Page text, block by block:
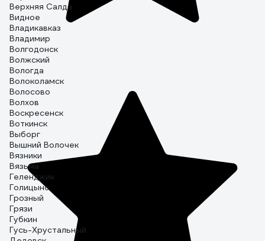
Верхняя Салда
Видное
Владикавказ
Владимир
Волгодонск
Волжский
Вологда
Волоколамск
Волосово
Волхов
Воскресенск
Воткинск
Выборг
Вышний Волочек
Вязники
Вязьма
Геленджик
Голицыно
Грозный
Грязи
Губкин
Гусь-Хрустальный